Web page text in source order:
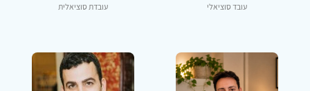
עובד סוציאלי עובדת סוציאלית